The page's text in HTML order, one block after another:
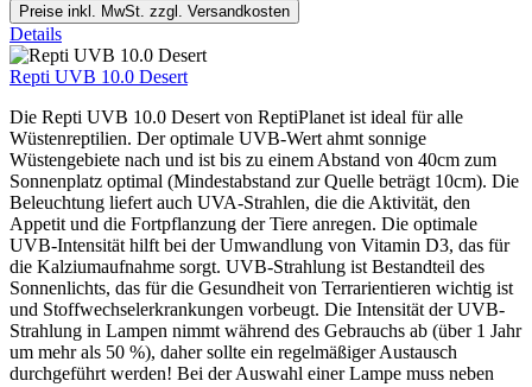
Preise inkl. MwSt. zzgl. Versandkosten
Details
Repti UVB 10.0 Desert
Die Repti UVB 10.0 Desert von ReptiPlanet ist ideal für alle
Wüstenreptilien. Der optimale UVB-Wert ahmt sonnige
Wüstengebiete nach und ist bis zu einem Abstand von 40cm zum
Sonnenplatz optimal (Mindestabstand zur Quelle beträgt 10cm). Die
Beleuchtung liefert auch UVA-Strahlen, die die Aktivität, den
Appetit und die Fortpflanzung der Tiere anregen. Die optimale
UVB-Intensität hilft bei der Umwandlung von Vitamin D3, das für
die Kalziumaufnahme sorgt. UVB-Strahlung ist Bestandteil des
Sonnenlichts, das für die Gesundheit von Terrarientieren wichtig ist
und Stoffwechselerkrankungen vorbeugt. Die Intensität der UVB-
Strahlung in Lampen nimmt während des Gebrauchs ab (über 1 Jahr
um mehr als 50 %), daher sollte ein regelmäßiger Austausch
durchgeführt werden! Bei der Auswahl einer Lampe muss neben